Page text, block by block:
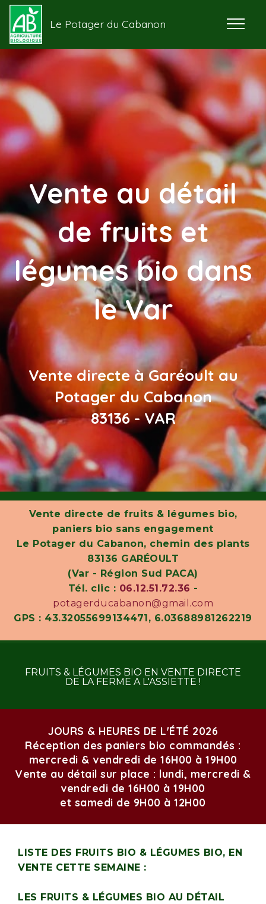
Le Potager du Cabanon
Vente au détail
de fruits et
légumes bio dans
le Var
Vente directe à Garéoult au
Potager du Cabanon
83136 - VAR
Vente directe de fruits & légumes bio,
paniers bio sans engagement
Le Potager du Cabanon, chemin des plants
83136 GARÉOULT
(Var - Région Sud PACA)
Tél. clic : 06.12.51.72.36 -
potagerducabanon@gmail.com
GPS : 43.32055699134471, 6.03688981262219
FRUITS & LÉGUMES BIO EN VENTE DIRECTE
DE LA FERME A L'ASSIETTE !
JOURS & HEURES DE L'ÉTÉ 2026
Réception des paniers bio commandés :
mercredi & vendredi de 16H00 à 19H00
Vente au détail sur place : lundi, mercredi &
vendredi de 16H00 à 19H00
et samedi de 9H00 à 12H00
LISTE DES FRUITS BIO & LÉGUMES BIO, EN
VENTE CETTE SEMAINE :
LES FRUITS & LÉGUMES BIO AU DÉTAIL